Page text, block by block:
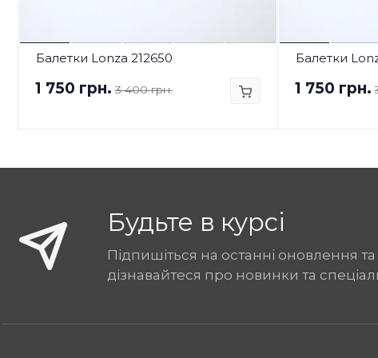
Балетки Lonza 212650
1 750 грн. 3 400 грн.
Балетки
1 750 грн.
Будьте в курсі
Підпишіться на останні оновлення та
дізнавайтеся про новинки та